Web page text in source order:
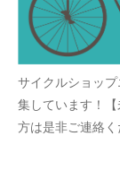
サイクルショッ
集しています！
方は是非ご連絡く